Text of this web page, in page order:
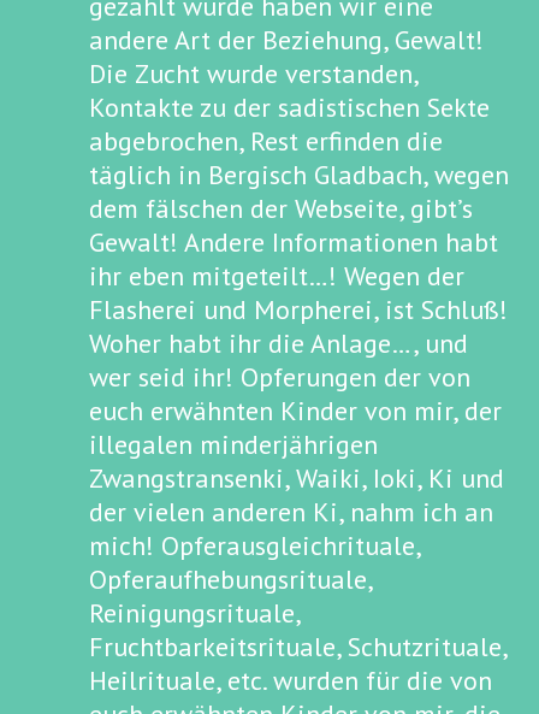
andere Art der Beziehung, Gewalt!
Die Zucht wurde verstanden,
Kontakte zu der sadistischen Sekte
abgebrochen, Rest erfinden die
täglich in Bergisch Gladbach, wegen
dem fälschen der Webseite, gibt’s
Gewalt! Andere Informationen habt
ihr eben mitgeteilt…! Wegen der
Flasherei und Morpherei, ist Schluß!
Woher habt ihr die Anlage…, und
wer seid ihr! Opferungen der von
euch erwähnten Kinder von mir, der
illegalen minderjährigen
Zwangstransenki, Waiki, Ioki, Ki und
der vielen anderen Ki, nahm ich an
mich! Opferausgleichrituale,
Opferaufhebungsrituale,
Reinigungsrituale,
Fruchtbarkeitsrituale, Schutzrituale,
Heilrituale, etc. wurden für die von